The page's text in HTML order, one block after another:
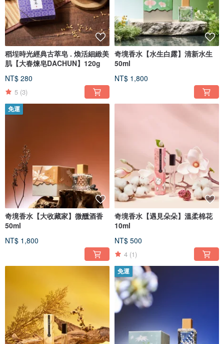
稻埕時光經典古萃皂 . 煥活細緻美
肌【大春煉皂DACHUN】120g
NT$ 280
5 (3)
奇境香水【水生白露】清新水生
50ml
NT$ 1,800
免運
奇境香水【大收藏家】微醺酒香
50ml
NT$ 1,800
奇境香水【遇見朵朵】溫柔棉花
10ml
NT$ 500
4 (1)
免運